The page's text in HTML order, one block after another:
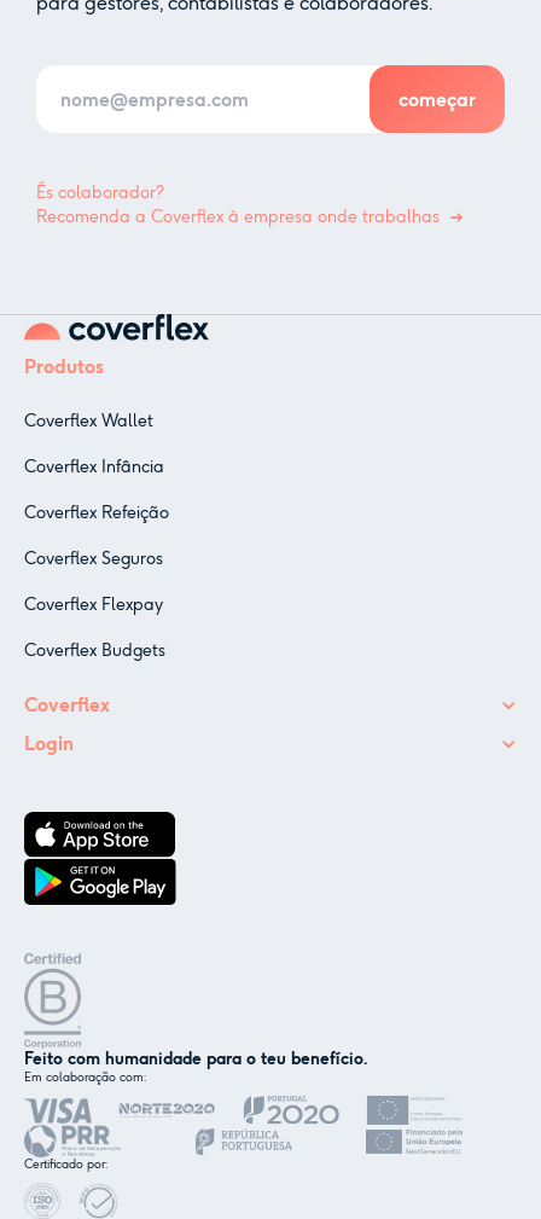
És colaborador?
Recomenda a Coverflex à empresa onde trabalhas
Produtos
Coverflex Wallet
Coverflex Infância
Coverflex Refeição
Coverflex Seguros
Coverflex Flexpay
Coverflex Budgets
Coverflex
Login
Feito com humanidade para o teu benefício.
Em colaboração com:
Certificado por:
Nós e os nossos parceiros usamos cookies ou
tecnologias semelhantes, conforme
mencionado na